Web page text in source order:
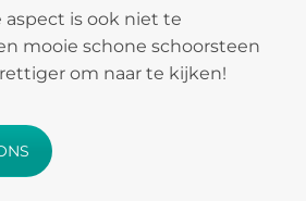
is ook niet te
mooie schone schoorsteen
om naar te kijken!